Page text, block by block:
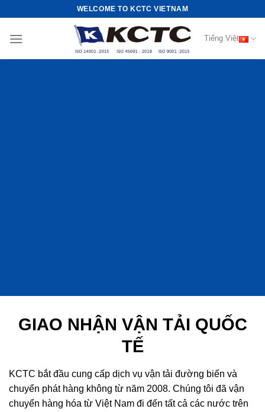
content
WELCOME TO KCTC VIETNAM
Tiếng Việt
GIAO NHẬN VẬN TẢI QUỐC
TẾ
KCTC bắt đầu cung cấp dịch vụ vận tải đường biển và
chuyển phát hàng không từ năm 2008. Chúng tôi đã vận
chuyển hàng hóa từ Việt Nam đi đến tất cả các nước trên